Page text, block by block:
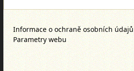
Informace o ochraně osobních údajů
Parametry webu